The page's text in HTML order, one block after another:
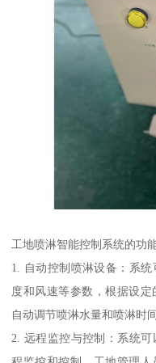
工地喷淋智能控制系统的功
1. 自动控制喷淋设备：系
度和风速等参数，根据设
自动调节喷淋水量和喷淋时
2. 远程监控与控制：系统